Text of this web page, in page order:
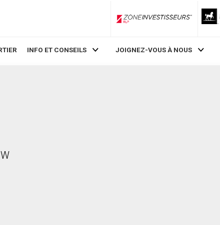
ZoneInvestisseurs RLP
INFO ET CONSEILS JOIGNEZ-VOUS À NOUS